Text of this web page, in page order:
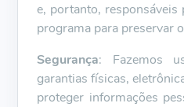
e, portanto,
programa para preservar
Segurança: Fazemos
garantias físicas,
proteger informações